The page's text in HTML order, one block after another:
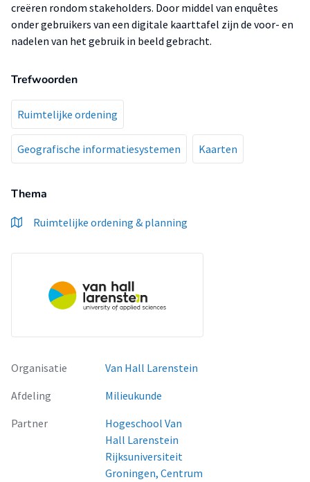
creëren rondom stakeholders. Door middel van enquêtes
onder gebruikers van een digitale kaarttafel zijn de voor- en
nadelen van het gebruik in beeld gebracht.
Trefwoorden
Ruimtelijke ordening
Geografische informatiesystemen Kaarten
Thema
Ruimtelijke ordening & planning
Organisatie
Van Hall Larenstein
Afdeling
Milieukunde
Partner
Hogeschool Van
Hall Larenstein
Rijksuniversiteit
Groningen, Centrum